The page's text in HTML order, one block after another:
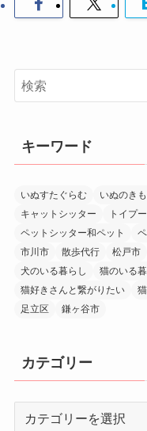
キーワード
いぬすたぐらむ いぬのき
キャットシッター
トイプ
ペットシッター和ペット
市川市
散歩代行 松戸市
犬のいる暮らし
猫のいる
猫好きさんと繋がりたい
足立区
鎌ヶ谷市
カテゴリー